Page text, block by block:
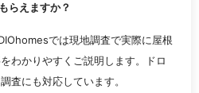
らえますか？
では現地調査で実際に屋根
わかりやすくご説明します。ドロ
査にも対応しています。